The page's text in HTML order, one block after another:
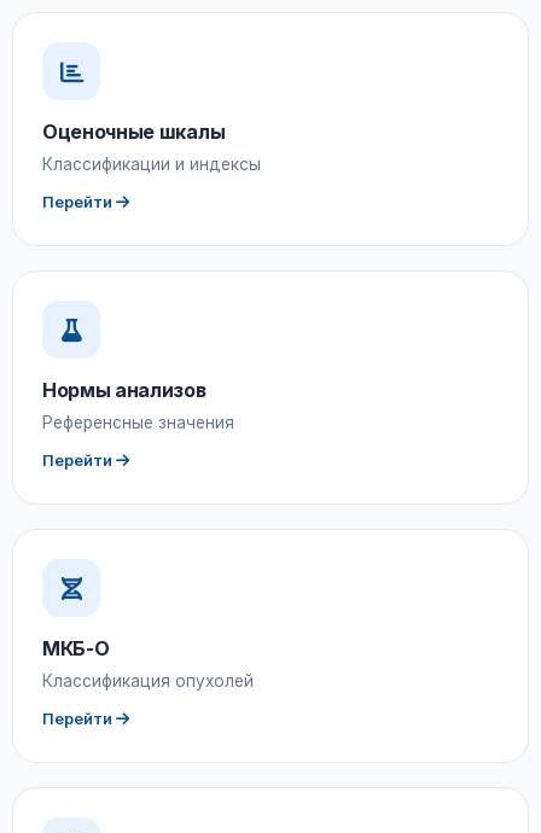
Оценочные шкалы
Классификации и индексы
Перейти
Нормы анализов
Референсные значения
Перейти
МКБ-О
Классификация опухолей
Перейти